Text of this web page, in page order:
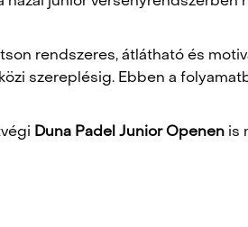
rendszeres, átlátható és
szereplésig. Ebben a
Duna Padel Junior Openen is